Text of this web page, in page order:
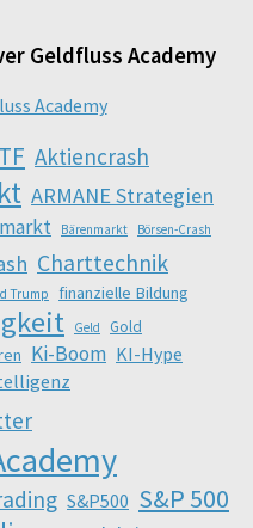
Geldfluss Academy
Aktiencrash
ARMANE Strategien
Bärenmarkt Börsen-Crash
Charttechnik
Trump finanzielle Bildung
Geld Gold
Ki-Boom KI-Hype
S&P500 S&P 500